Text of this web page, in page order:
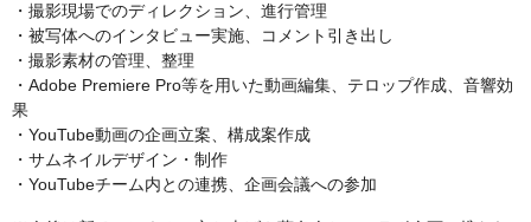
・撮影現場でのディレクション、進行管理
・被写体へのインタビュー実施、コメント引き出し
・撮影素材の管理、整理
・Adobe Premiere Pro等を用いた動画編集、テロップ作成、音響効
果
・YouTube動画の企画立案、構成案作成
・サムネイルデザイン・制作
・YouTubeチーム内との連携、企画会議への参加